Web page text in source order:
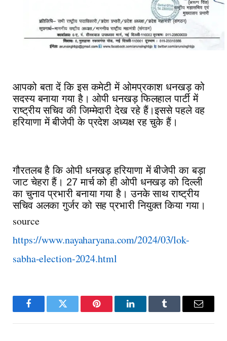
आपको बता दें कि इस कमेटी में ओमप्रकाश धनखड़ को
सदस्य बनाया गया है। ओपी धनखड़ फिलहाल पार्टी में
राष्ट्रीय सचिव की जिम्मेदारी देख रहे हैं।इससे पहले वह
हरियाणा में बीजेपी के प्रदेश अध्यक्ष रह चुके हैं।
गौरतलब है कि ओपी धनखड़ हरियाणा में बीजेपी का बड़ा
जाट चेहरा हैं। 27 मार्च को ही ओपी धनखड़ को दिल्ली
का चुनाव प्रभारी बनाया गया है। उनके साथ राष्ट्रीय
सचिव अलका गुर्जर को सह प्रभारी नियुक्त किया गया।
source
https://www.nayaharyana.com/2024/03/lok-
sabha-election-2024.html
FacebookTwitter Pinterest LinkedInTumblr Email